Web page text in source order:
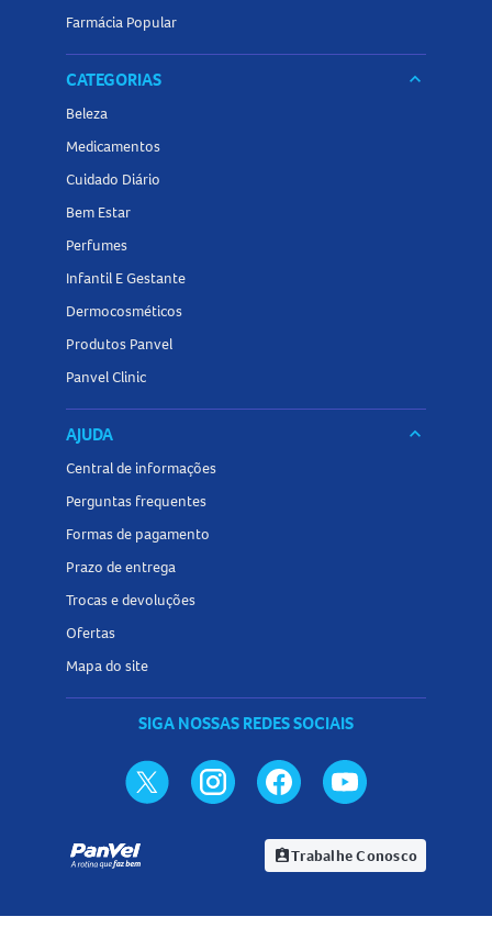
Farmácia Popular
CATEGORIAS keyboard_arrow_down
Beleza
Medicamentos
Cuidado Diário
Bem Estar
Perfumes
Infantil E Gestante
Dermocosméticos
Produtos Panvel
Panvel Clinic
AJUDA keyboard_arrow_down
Central de informações
Perguntas frequentes
Formas de pagamento
Prazo de entrega
Trocas e devoluções
Ofertas
Mapa do site
SIGA NOSSAS REDES SOCIAIS
assignment_indTrabalhe Conosco